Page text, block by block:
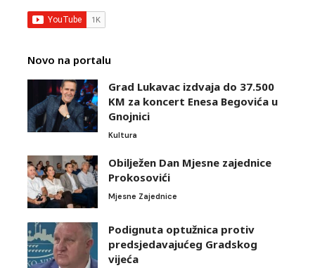
Novo na portalu
Grad Lukavac izdvaja do 37.500
KM za koncert Enesa Begovića u
Gnojnici
Kultura
Obilježen Dan Mjesne zajednice
Prokosovići
Mjesne Zajednice
Podignuta optužnica protiv
predsjedavajućeg Gradskog
vijeća